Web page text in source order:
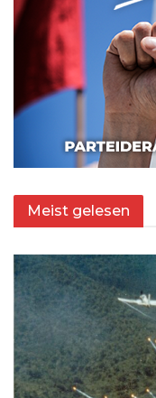
Meist gelesen